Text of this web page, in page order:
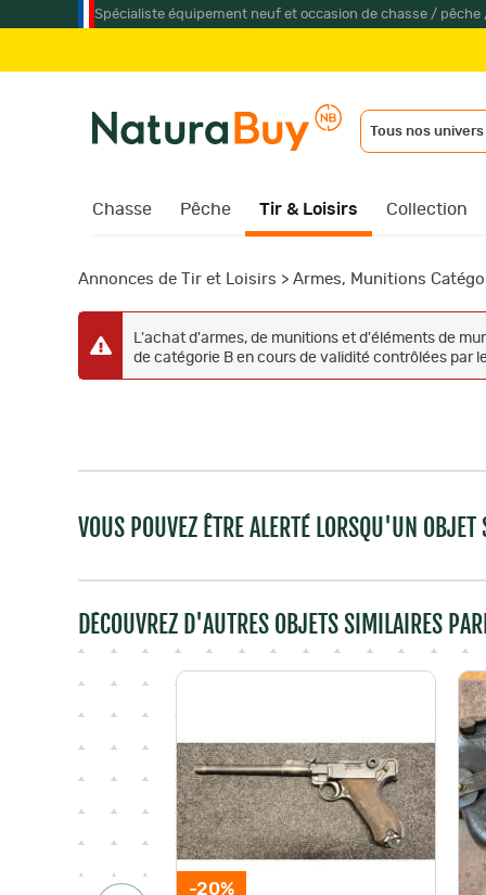
Spécialiste équipement neuf et occasion de chasse / pêche
Tous nos univers
Chasse Pêche Tir & Loisirs Collection
Annonces de Tir et Loisirs > Armes, Munitions
L'achat d'armes, de munitions et d'éléments de
de catégorie B en cours de validité contrôlées par
VOUS POUVEZ ÊTRE ALERTÉ LORSQU'UN
DÉCOUVREZ D'AUTRES OBJETS SIMILAIRES
-20%